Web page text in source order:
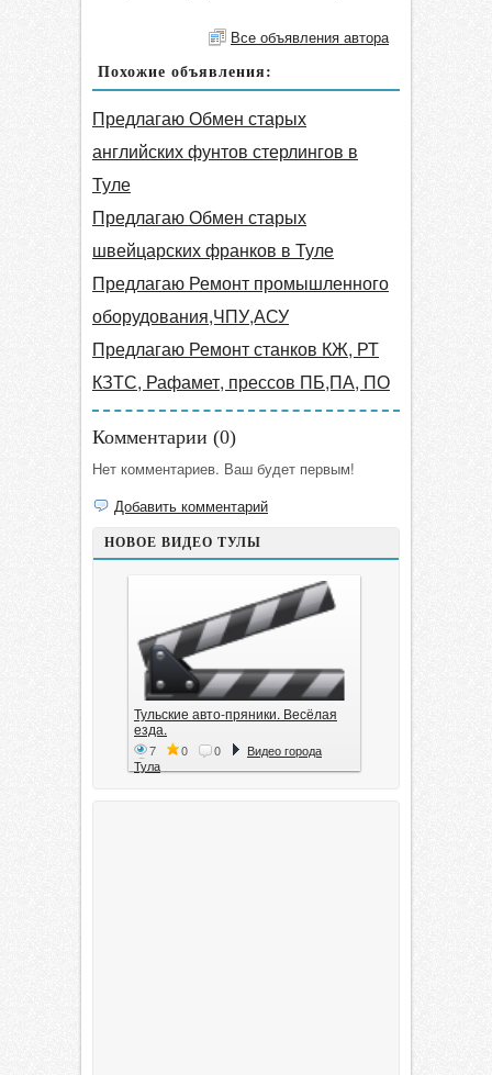
Все объявления автора
Похожие объявления:
Предлагаю Обмен старых
английских фунтов стерлингов в
Туле
Предлагаю Обмен старых
швейцарских франков в Туле
Предлагаю Ремонт промышленного
оборудования,ЧПУ,АСУ
Предлагаю Ремонт станков КЖ, РТ
КЗТС, Рафамет, прессов ПБ,ПА, ПО
Комментарии (0)
Нет комментариев. Ваш будет первым!
Добавить комментарий
НОВОЕ ВИДЕО ТУЛЫ
Тульские авто-пряники. Весёлая
езда.
7 0 0
Видео города
Тула